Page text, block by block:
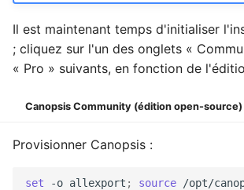
Il est maintenant temps d'initialiser
; cliquez sur l'un des onglets «
« Pro » suivants, en fonction de
Canopsis Community (édition open-source)
Provisionner Canopsis :
set -o allexport ; source /opt/